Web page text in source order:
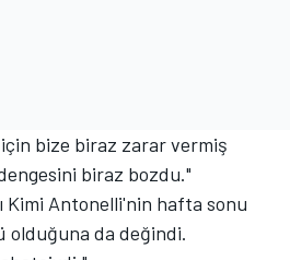
bize biraz zarar vermiş
biraz bozdu."
Kimi Antonelli'nin hafta sonu
olduğuna da değindi.